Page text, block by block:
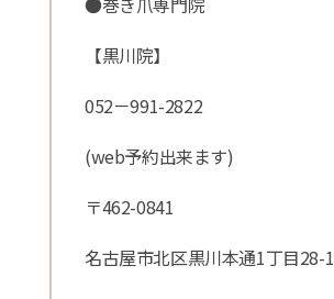
【黒川院】
052－991-2822
(web予約出来ます)
〒462-0841
名古屋市北区黒川本通1丁目28-1